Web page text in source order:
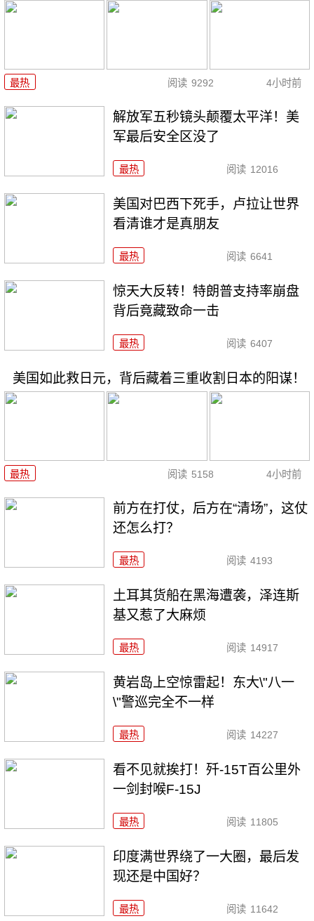
最热 阅读 9292 4小时前
解放军五秒镜头颠覆太平洋！美
军最后安全区没了
最热 阅读 12016
美国对巴西下死手，卢拉让世界
看清谁才是真朋友
最热 阅读 6641
惊天大反转！特朗普支持率崩盘
背后竟藏致命一击
最热 阅读 6407
美国如此救日元，背后藏着三重收割日本的阳谋！
最热 阅读 5158 4小时前
前方在打仗，后方在“清场”，这仗
还怎么打？
最热 阅读 4193
土耳其货船在黑海遭袭，泽连斯
基又惹了大麻烦
最热 阅读 14917
黄岩岛上空惊雷起！东大\"八一
\"警巡完全不一样
最热 阅读 14227
看不见就挨打！歼-15T百公里外
一剑封喉F-15J
最热 阅读 11805
印度满世界绕了一大圈，最后发
现还是中国好？
最热 阅读 11642